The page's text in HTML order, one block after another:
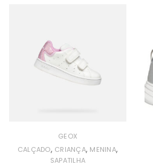
GEOX
CALÇADO, CRIANÇA, MENINA,
SAPATILHA